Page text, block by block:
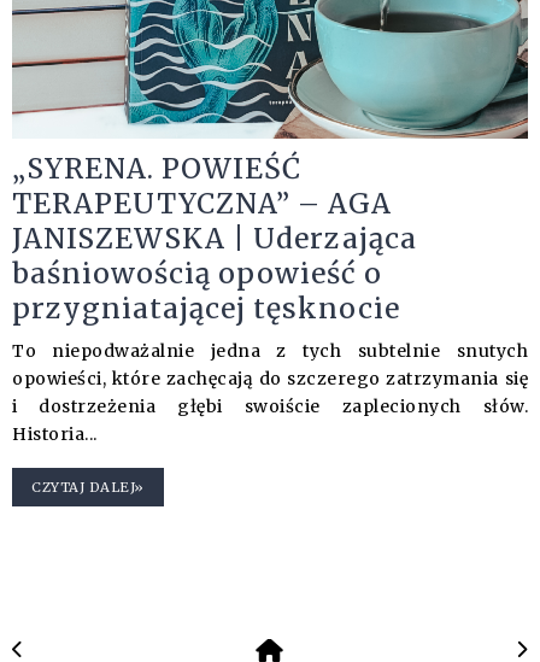
„SYRENA. POWIEŚĆ
TERAPEUTYCZNA” – AGA
JANISZEWSKA | Uderzająca
baśniowością opowieść o
przygniatającej tęsknocie
To niepodważalnie jedna z tych subtelnie snutych
opowieści, które zachęcają do szczerego zatrzymania się
i dostrzeżenia głębi swoiście zaplecionych słów.
Historia...
CZYTAJ DALEJ»